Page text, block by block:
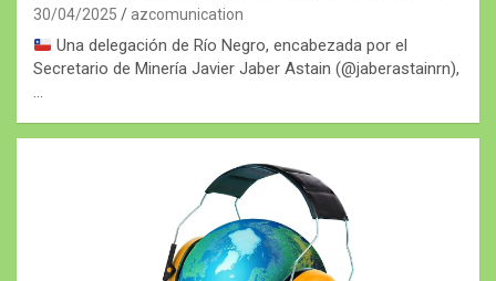
30/04/2025 azcomunication
Una delegación de Río Negro, encabezada por el
Secretario de Minería Javier Jaber Astain (@jaberastainrn),
…